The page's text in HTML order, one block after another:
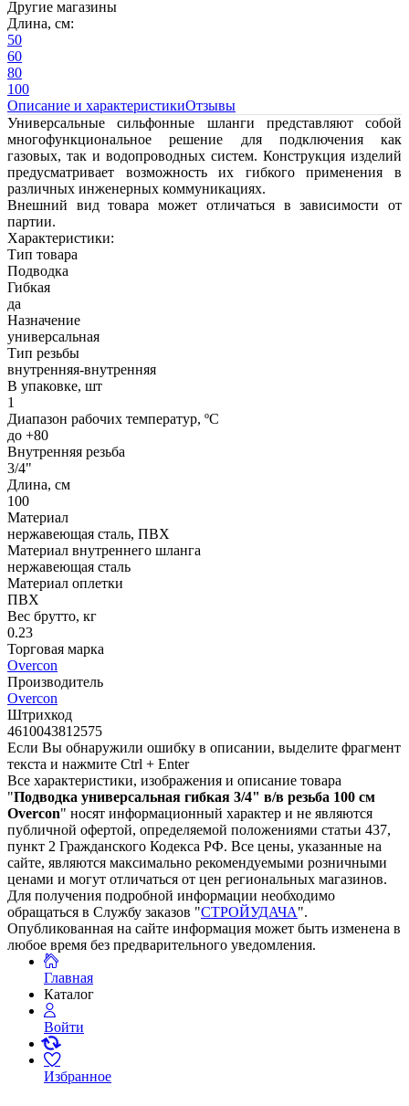
Другие магазины
Длина, см:
50
60
80
100
Описание и характеристикиОтзывы
Универсальные сильфонные шланги представляют собой
многофункциональное решение для подключения как
газовых, так и водопроводных систем. Конструкция изделий
предусматривает возможность их гибкого применения в
различных инженерных коммуникациях.
Внешний вид товара может отличаться в зависимости от
партии.
Характеристики:
Тип товара
Подводка
Гибкая
да
Назначение
универсальная
Тип резьбы
внутренняя-внутренняя
В упаковке, шт
1
Диапазон рабочих температур, ºС
до +80
Внутренняя резьба
3/4"
Длина, см
100
Материал
нержавеющая сталь, ПВХ
Материал внутреннего шланга
нержавеющая сталь
Материал оплетки
ПВХ
Вес брутто, кг
0.23
Торговая марка
Overcon
Производитель
Overcon
Штрихкод
4610043812575
Если Вы обнаружили ошибку в описании, выделите фрагмент
текста и нажмите Ctrl + Enter
Все характеристики, изображения и описание товара
"Подводка универсальная гибкая 3/4" в/в резьба 100 см
Overcon" носят информационный характер и не являются
публичной офертой, определяемой положениями статьи 437,
пункт 2 Гражданского Кодекса РФ. Все цены, указанные на
сайте, являются максимально рекомендуемыми розничными
ценами и могут отличаться от цен региональных магазинов.
Для получения подробной информации необходимо
обращаться в Службу заказов "СТРОЙУДАЧА".
Опубликованная на сайте информация может быть изменена в
любое время без предварительного уведомления.
Главная
Каталог
Войти
Избранное